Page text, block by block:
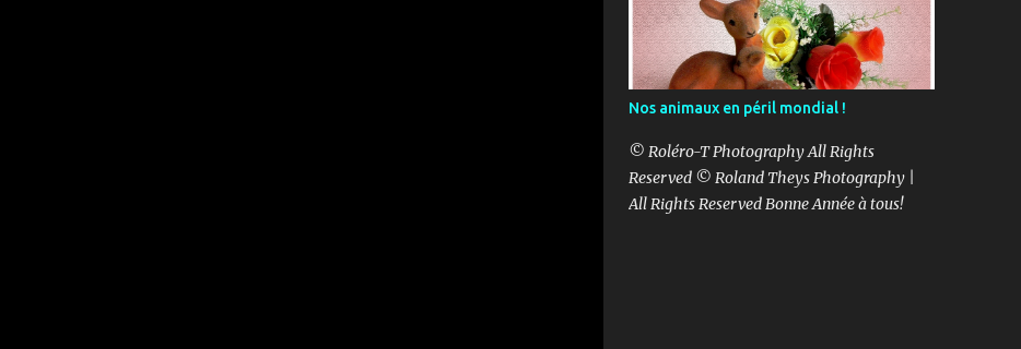
Nos animaux en péril mondial !
© Roléro-T Photography All Rights
Reserved © Roland Theys Photography |
All Rights Reserved Bonne Année à tous!